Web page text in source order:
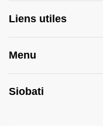
Liens utiles
Menu
Siobati